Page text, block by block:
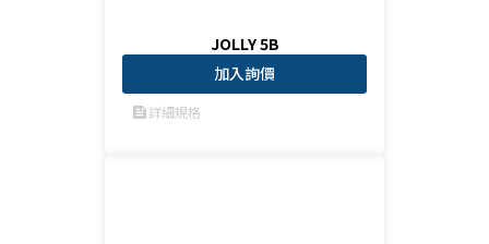
JOLLY 5B
加入詢價
feed詳細規格